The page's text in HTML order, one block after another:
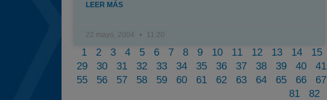
LEER MÁS
22 mayo, 2004 11:20
1 2 3 4 5 6 7 8 9 10 11 12 13 14 15
29
30 31 32 33 34 35 36 37 38 39 40 41
55
56 57 58 59 60 61 62 63 64 65 66 67
81
82